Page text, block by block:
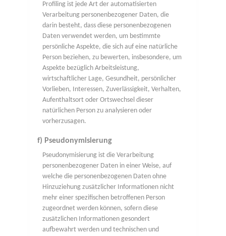
Profiling ist jede Art der automatisierten
Verarbeitung personenbezogener Daten, die
darin besteht, dass diese personenbezogenen
Daten verwendet werden, um bestimmte
persönliche Aspekte, die sich auf eine natürliche
Person beziehen, zu bewerten, insbesondere, um
Aspekte bezüglich Arbeitsleistung,
wirtschaftlicher Lage, Gesundheit, persönlicher
Vorlieben, Interessen, Zuverlässigkeit, Verhalten,
Aufenthaltsort oder Ortswechsel dieser
natürlichen Person zu analysieren oder
vorherzusagen.
f) Pseudonymisierung
Pseudonymisierung ist die Verarbeitung
personenbezogener Daten in einer Weise, auf
welche die personenbezogenen Daten ohne
Hinzuziehung zusätzlicher Informationen nicht
mehr einer spezifischen betroffenen Person
zugeordnet werden können, sofern diese
zusätzlichen Informationen gesondert
aufbewahrt werden und technischen und